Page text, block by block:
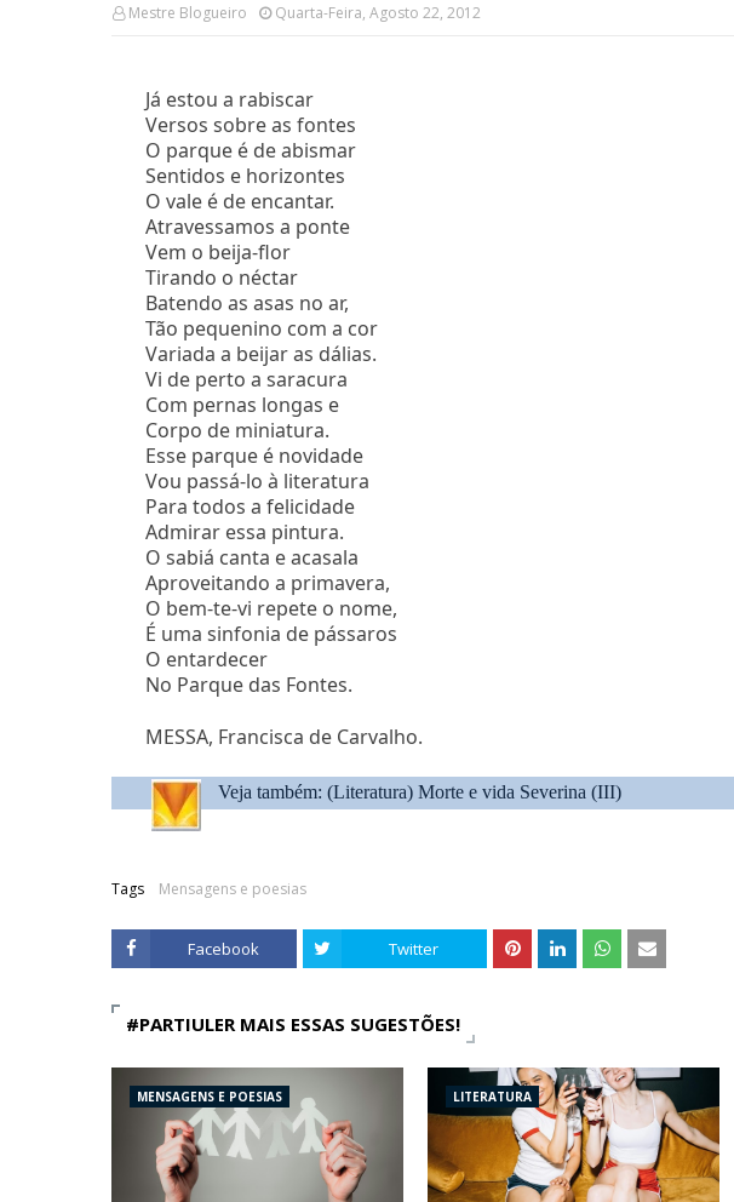
Mestre Blogueiro Quarta-Feira, Agosto 22, 2012
Já estou a rabiscar
Versos sobre as fontes
O parque é de abismar
Sentidos e horizontes
O vale é de encantar.
Atravessamos a ponte
Vem o beija-flor
Tirando o néctar
Batendo as asas no ar,
Tão pequenino com a cor
Variada a beijar as dálias.
Vi de perto a saracura
Com pernas longas e
Corpo de miniatura.
Esse parque é novidade
Vou passá-lo à literatura
Para todos a felicidade
Admirar essa pintura.
O sabiá canta e acasala
Aproveitando a primavera,
O bem-te-vi repete o nome,
É uma sinfonia de pássaros
O entardecer
No Parque das Fontes.
MESSA, Francisca de Carvalho.
Veja também: (Literatura)Morte e vida Severina (III)
Tags Mensagens e poesias
Facebook Twitter
#PARTIULER MAIS ESSAS SUGESTÕES!
MENSAGENS E POESIAS LITERATURA